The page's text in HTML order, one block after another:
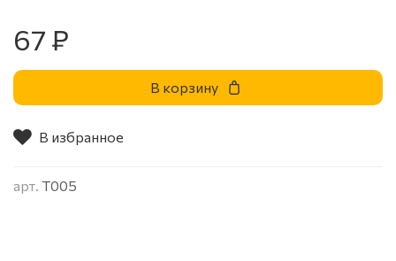
В избранное
арт. Т005
дополненные шоколадкой, а тут их целых 4!
67 ₽
В корзину